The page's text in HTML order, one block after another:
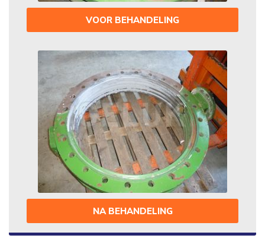
VOOR BEHANDELING
NA BEHANDELING